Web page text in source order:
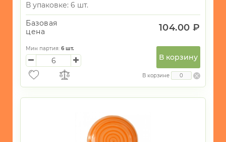
В упаковке: 6 шт.
Базовая
цена
104.00 ₽
Мин партия: 6 шт.
В корзину
В корзине